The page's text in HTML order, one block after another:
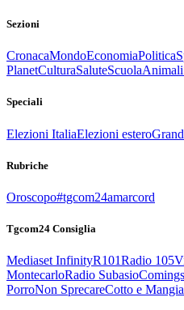
Sezioni
CronacaMondoEconomiaPolitica
PlanetCulturaSaluteScuolaAnimali
Speciali
Elezioni ItaliaElezioni estero
Rubriche
Oroscopo#tgcom24amarcord
Tgcom24 Consiglia
Mediaset InfinityR101Radio 105
MontecarloRadio Subasio
PorroNon SprecareCotto e